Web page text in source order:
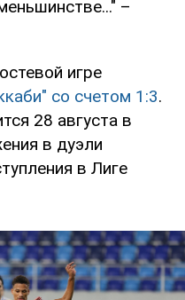
–
игре
со счетом 1:3.
28 августа в
в дуэли
в Лиге